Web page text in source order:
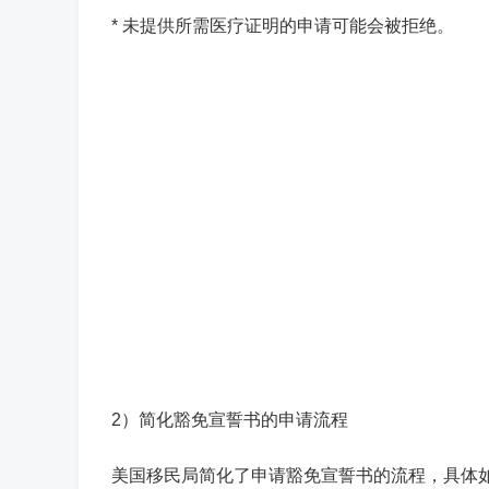
* 未提供所需医疗证明的申请可能会被拒绝。
2）简化豁免宣誓书的申请流程
美国移民局简化了申请豁免宣誓书的流程，具体